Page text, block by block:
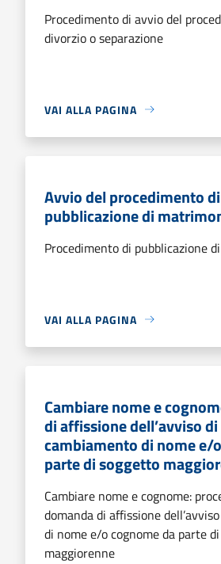
Procedimento di avvio del
divorzio o separazione
VAI ALLA PAGINA
Avvio del procedimento di
pubblicazione di
Procedimento di pubblicazione
VAI ALLA PAGINA
Cambiare nome e
di affissione dell’avviso di
cambiamento di nome e/
parte di soggetto
Cambiare nome e cognome:
domanda di affissione
di nome e/o cognome da parte
maggiorenne